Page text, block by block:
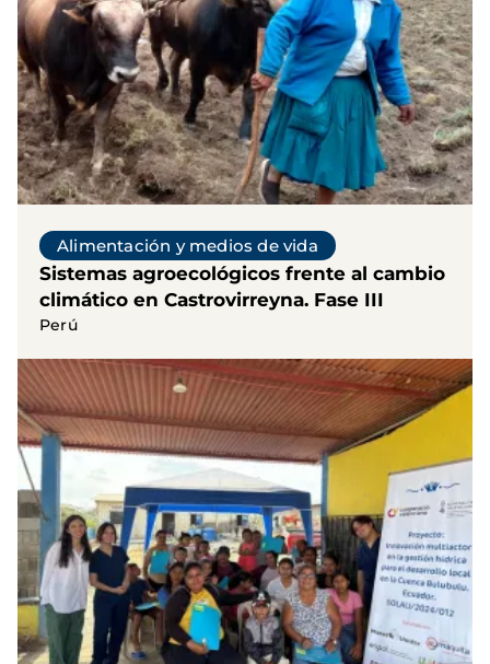
Alimentación y medios de vida
Sistemas agroecológicos frente al cambio
climático en Castrovirreyna. Fase III
Perú